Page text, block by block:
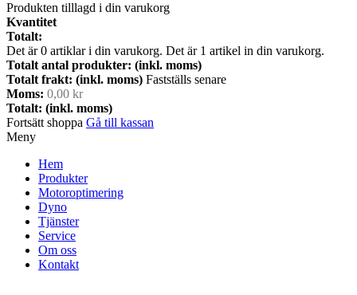
Produkten tilllagd i din varukorg
Kvantitet
Totalt:
Det är0 artiklar i din varukorg. Det är 1 artikel in din varukorg.
Totalt antal produkter: (inkl. moms)
Totalt frakt: (inkl. moms) Fastställs senare
Moms: 0,00 kr
Totalt: (inkl. moms)
Fortsätt shoppa Gå till kassan
Meny
Hem
Produkter
Motoroptimering
Dyno
Tjänster
Service
Om oss
Kontakt